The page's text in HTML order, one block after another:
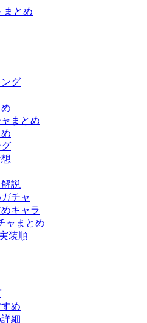
まとめ
グ
まとめ
説
チャ
キャラ
ャまとめ
装順
め
細